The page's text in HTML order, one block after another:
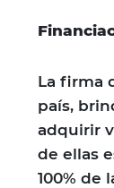
La firma
país,
adquirir
de ellas
100% de